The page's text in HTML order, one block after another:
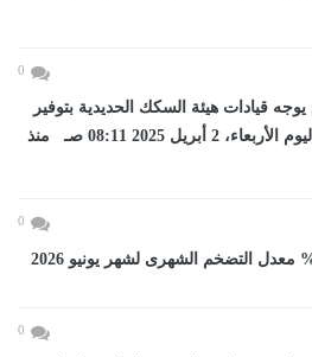
0
قيادات هيئة السكك الحديدية بتوفير
أماكن في رحلات...اليوم الأربعاء، 2 أبريل 2025 08:11 صـ منذ
0
0